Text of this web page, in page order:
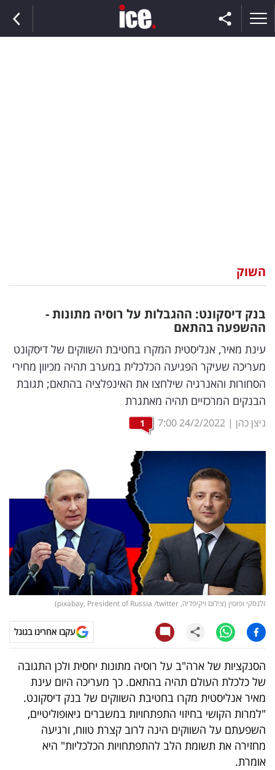
וצרכנות
דיגיטל
וטק
שיווק
ופרסום
משפט
מדדים
ומחקרים
רכילות
עסקית
קריפטו
ויראלי
טלוויזיה
עסקי
ספורט
קריירה
ולימודים
מינויים
השוק
בנק דיסקונט: ההגבלות על רוסיה מתונות -
ההשפעה בהתאם
עינת מאיר, אנליסטית המקרו בחטיבת השווקים של דיסקונט
מעריכה שעיקר הפגיעה הכלכלית במערב תהיה מכיוון מחירי
הסחורות והאנרגיה שילחצו את האינפלציה בהתאם; תגובת
הבנקים המרכזיים תהיה מאתגרת
ניצן כהן |
24/2/2022
7:00
1
זלנסקי ופוטין (צילום ויקיפדיה, pixabay, President of Russia /twitter)
עקבו אחרינו בגוגל
הסנקציות של ארה"ב על רוסיה מתונות יחסית ולכן התגובה
של כלכלת העולם תהיה בהתאם. כך מעריכה היום עינת
מאיר אנליסטית מקרו בחטיבת השווקים של בנק דיסקונט.
"למרות הקושי בחיזוי התפתחויות במשברים גיאופוליטיים,
השפעתם על השווקים הינה לרוב קצרת טווח, ורגיעה
מחזירה את תשומת הלב להתפתחויות הכלכליות" היא
אומרת.